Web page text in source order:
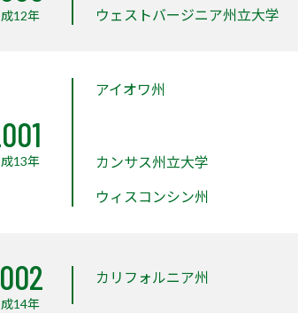
12年 ウェストバージニア州立大学
13年
アイオワ州
カンサス州立大学
ウィスコンシン州
14年
カリフォルニア州